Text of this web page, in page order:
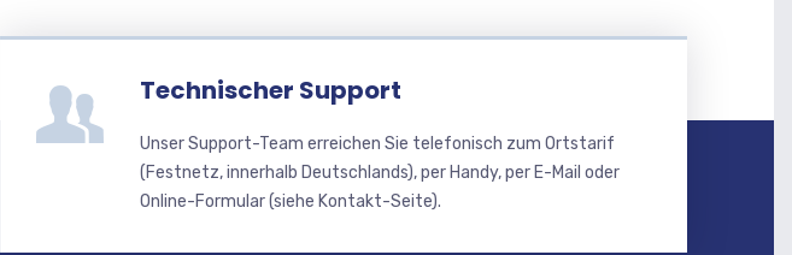
Technischer Support
Unser Support-Team erreichen Sie telefonisch zum Ortstarif
(Festnetz, innerhalb Deutschlands), per Handy, per E-Mail oder
Online-Formular (siehe Kontakt-Seite).